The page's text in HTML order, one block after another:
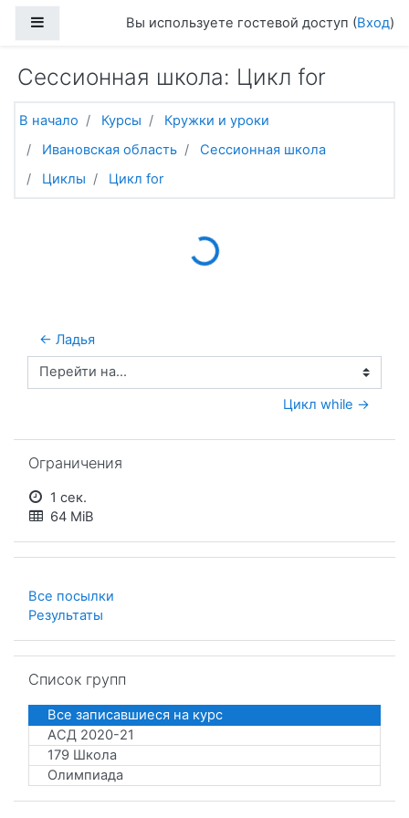
Боковая панельВы используете гостевой доступ (Вход)
Сессионная школа: Цикл for
В начало Курсы
Кружки и уроки
Ивановская область
Сессионная школа
Циклы
Цикл for
Loading...
← Ладья
Перейти на...
Цикл while →
Ограничения
1 сек.
64 MiB
Все посылки
Результаты
Список групп
Все записавшиеся на курс
АСД 2020-21
179 Школа
Олимпиада